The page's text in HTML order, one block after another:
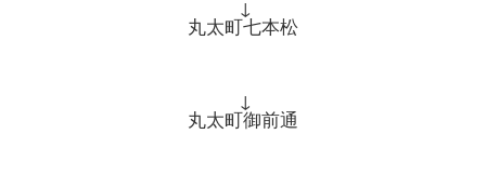
↓
丸太町七本松
↓
丸太町御前通